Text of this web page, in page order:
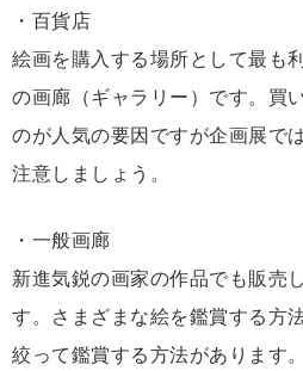
・百貨店
絵画を購入する場所として最も
の画廊（ギャラリー）です。買
のが人気の要因ですが企画展で
注意しましょう。
・一般画廊
新進気鋭の画家の作品でも販売
す。さまざまな絵を鑑賞する方
絞って鑑賞する方法があります。